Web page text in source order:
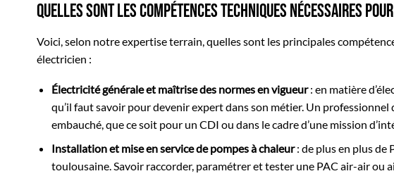
Quelles sont les compétences techniques nécessaires
Voici, selon notre expertise terrain, quelles sont les principales
électricien :
Électricité générale et maîtrise des normes en vigueur: en matière
qu’il faut savoir pour devenir expert dans son métier. Un
embauché, que ce soit pour un CDI ou dans le cadre d’une mission
Installation et mise en service de pompes à chaleur: de plus en plus de
toulousaine. Savoir raccorder, paramétrer et tester une PAC air-air ou